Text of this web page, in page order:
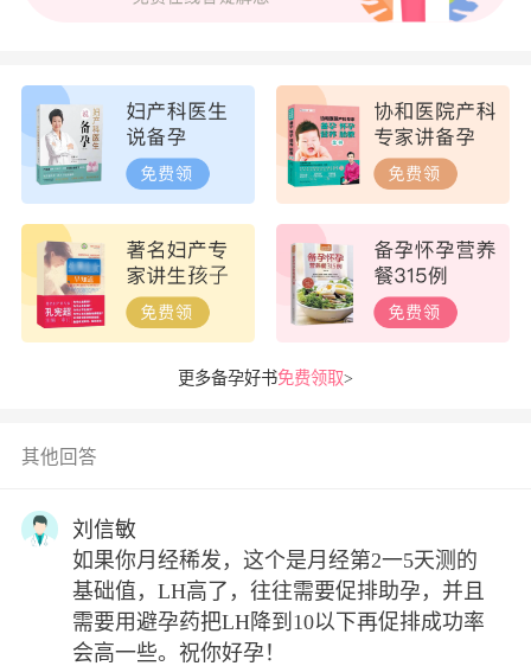
更多备孕好书免费领取>
其他回答
刘信敏
如果你月经稀发，这个是月经第2一5天测的
基础值，LH高了，往往需要促排助孕，并且
需要用避孕药把LH降到10以下再促排成功率
会高一些。祝你好孕！